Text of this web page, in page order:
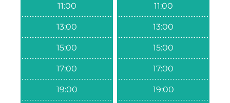
11:00
13:00
15:00
17:00
19:00
11:00
13:00
15:00
17:00
19:00